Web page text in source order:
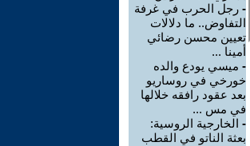
- رجل الحرب في غرفة
التفاوض.. ما دلالات
تعيين محسن رضائي
أمينا ...
- ميسي يودع والده
خورخي في روساريو
بعد عقود رافقه خلالها
في مس ...
- الخارجية الروسية:
بعثة الناتو في القطب